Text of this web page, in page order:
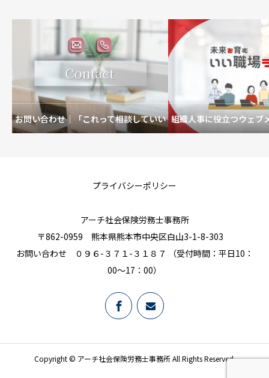
お問い合わせ｜「これって相談していい 組織人事に役立つウェブ
プライバシーポリシー
アーチ社会保険労務士事務所
〒862-0959 熊本県熊本市中央区白山3-1-8-303
お問い合わせ ０９６-３７１-３１８７ （受付時間：平日10：
00～17：00）
Copyright © アーチ社会保険労務士事務所 All Rights Reserved.